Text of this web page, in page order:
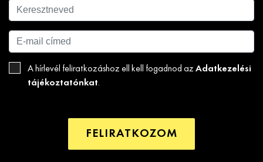
A hírlevél feliratkozáshoz ell kell fogadnod az Adatkezelési
tájékoztatónkat.
FELIRATKOZOM